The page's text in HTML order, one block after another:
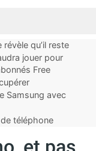
qu’il reste
jouer pour
Free
Samsung avec
téléphone